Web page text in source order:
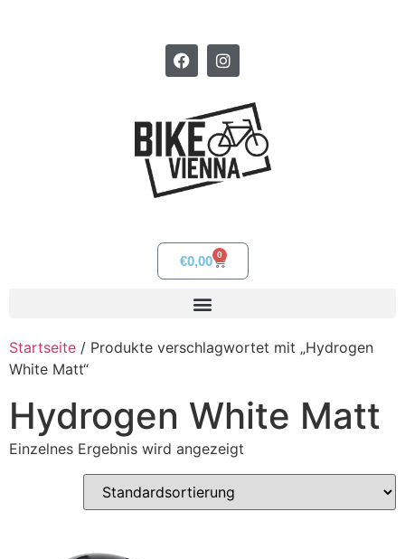
€0,00 0
Startseite / Produkte verschlagwortet mit „Hydrogen
White Matt“
Hydrogen White Matt
Einzelnes Ergebnis wird angezeigt